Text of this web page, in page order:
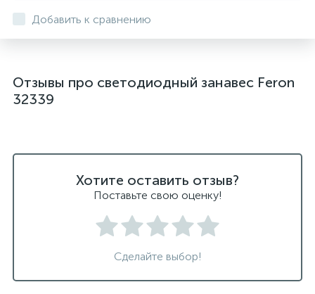
Добавить к сравнению
Отзывы про светодиодный занавес Feron
32339
Хотите оставить отзыв?
Поставьте свою оценку!
Сделайте выбор!